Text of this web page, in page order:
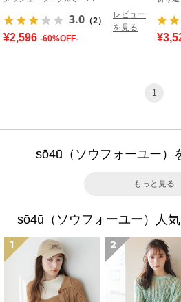
3.0 （2）
レビュー
を見る
¥2,596 -60%OFF-
1
sō4ū（ソウフォーユー）
もっと見る
sō4ū（ソウフォーユー）人
1 2